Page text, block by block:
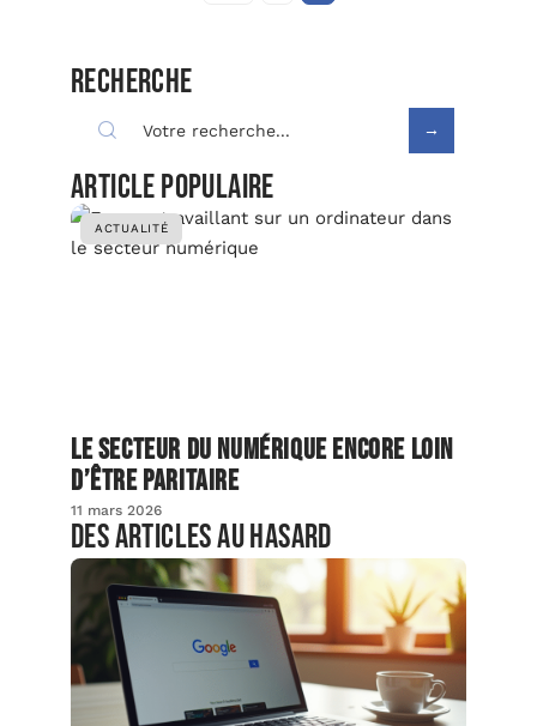
Recherche
Article populaire
ACTUALITÉ
Le secteur du numérique encore loin
d’être paritaire
11 mars 2026
Des articles au hasard